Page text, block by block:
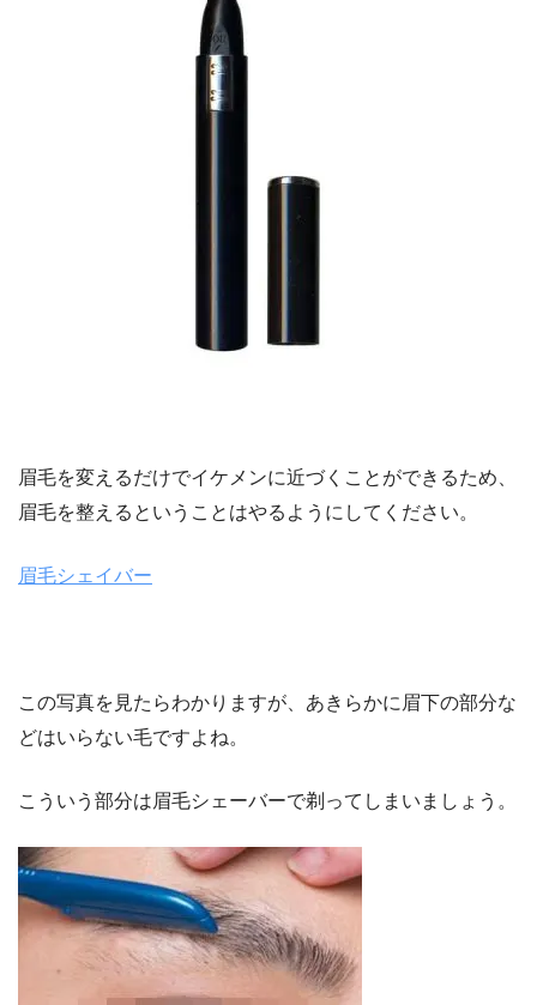
眉毛を変えるだけでイケメンに近づくことができるため、
眉毛を整えるということはやるようにしてください。
眉毛シェイバー
この写真を見たらわかりますが、あきらかに眉下の部分な
どはいらない毛ですよね。
こういう部分は眉毛シェーバーで剃ってしまいましょう。